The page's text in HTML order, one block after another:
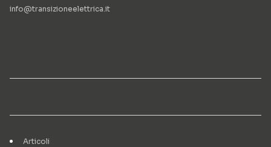
info@transizioneelettrica.it
Articoli